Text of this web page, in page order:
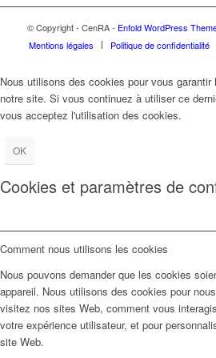
© Copyright - CenRA - Enfold WordPress
Mentions légales
Politique de confidentialité
Nous utilisons des cookies pour vous
notre site. Si vous continuez à utiliser ce
vous acceptez l'utilisation des cookies.
OK
Cookies et paramètres de
Comment nous utilisons les cookies
Nous pouvons demander que les cookies
appareil. Nous utilisons des cookies pour
visitez nos sites Web, comment vous
votre expérience utilisateur, et pour
site Web.